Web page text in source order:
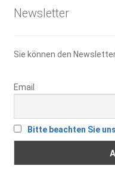
Newsletter
Sie können den
Email
Bitte beachten Sie